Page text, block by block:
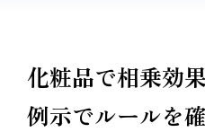
化粧品で相乗効
例示でルールを